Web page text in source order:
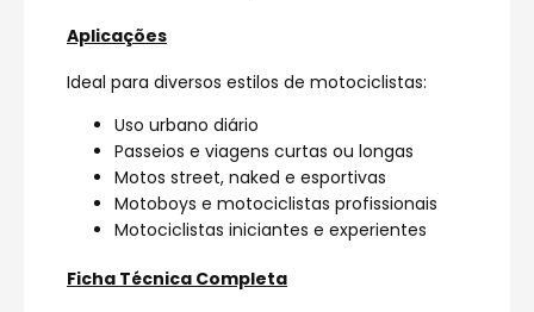
Aplicações
Ideal para diversos estilos de motociclistas:
Uso urbano diário
Passeios e viagens curtas ou longas
Motos street, naked e esportivas
Motoboys e motociclistas profissionais
Motociclistas iniciantes e experientes
Ficha Técnica Completa